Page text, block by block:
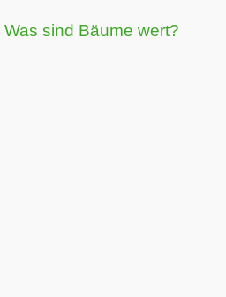
sind Bäume wert?